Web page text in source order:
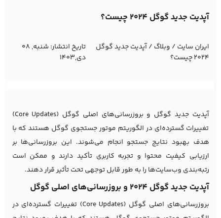
آپدیت جدید گوگل 2024 چیست؟
ایران سایت / وبلاگ /آپدیت جدید گوگل
2024 چیست؟
تاریخ انتشار:
شنبه, 08
دی,1403
آپدیت جدید گوگل و بروزرسانی‌های اصلی گوگل (Core Updates)
تغییرات گسترده‌ای در الگوریتم موتور جستجوی گوگل هستند که با
هدف بهبود نتایج جستجو انجام می‌شوند. این بروزرسانی‌ها بر
ارزیابی کیفیت محتوا و تجربه کاربری تأکید دارند و ممکن است
رتبه‌بندی وب‌سایت‌ها را به طور قابل توجهی تحت تأثیر قرار دهند.
آپدیت جدید گوگل 2024 و بروزرسانی‌های اصلی گوگل
بروزرسانی‌های اصلی گوگل (Core Updates) تغییرات گسترده‌ای در